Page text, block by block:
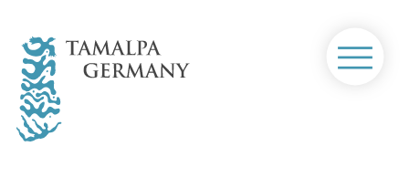
content
Home